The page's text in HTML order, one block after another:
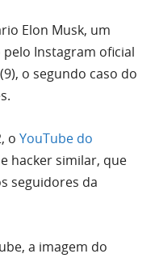
Elon Musk, um
Instagram oficial
o segundo caso do
o YouTube do
hacker similar, que
seguidores da
a imagem do